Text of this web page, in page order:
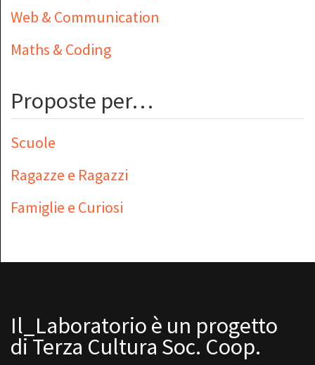
Web & Communication
Maths & Coding
Proposte per…
Scuole
Ragazze e Ragazzi
Famiglie e Curiosi
Il_Laboratorio è un progetto
di Terza Cultura Soc. Coop.